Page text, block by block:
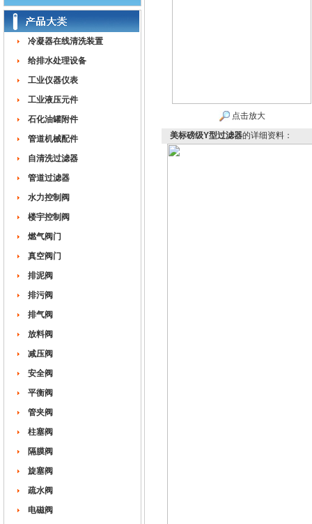
冷凝器在线清洗装置
给排水处理设备
工业仪器仪表
工业液压元件
石化油罐附件
管道机械配件
自清洗过滤器
管道过滤器
水力控制阀
楼宇控制阀
燃气阀门
真空阀门
排泥阀
排污阀
排气阀
放料阀
减压阀
安全阀
平衡阀
管夹阀
柱塞阀
隔膜阀
旋塞阀
疏水阀
电磁阀
点击放大
美标磅级Y型过滤器的详细资料：